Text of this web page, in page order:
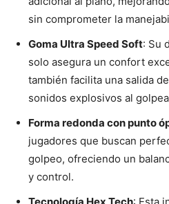
sin comprometer la
Goma Ultra Speed Soft: Su
solo asegura un confort
también facilita una salida
sonidos explosivos al
Forma redonda con punto
jugadores que buscan
golpeo, ofreciendo un
y control.